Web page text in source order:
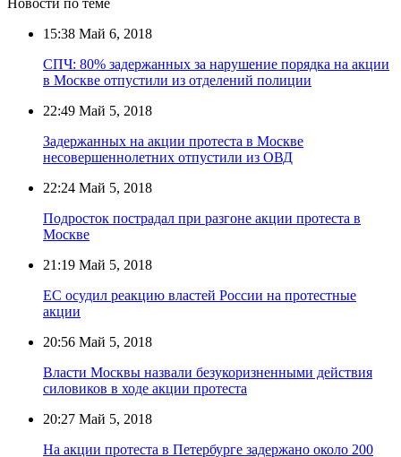
15:38 Май 6, 2018
СПЧ: 80% задержанных за нарушение порядка на акции
в Москве отпустили из отделений полиции
22:49 Май 5, 2018
Задержанных на акции протеста в Москве
несовершеннолетних отпустили из ОВД
22:24 Май 5, 2018
Подросток пострадал при разгоне акции протеста в
Москве
21:19 Май 5, 2018
ЕС осудил реакцию властей России на протестные
акции
20:56 Май 5, 2018
Власти Москвы назвали безукоризненными действия
силовиков в ходе акции протеста
20:27 Май 5, 2018
На акции протеста в Петербурге задержано около 200